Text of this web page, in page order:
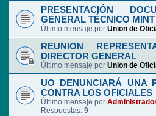
PRESENTACIÓN
GENERAL TÉCNICO MINT
Último mensaje por Union de
REUNION
DIRECTOR GENERAL
Último mensaje por Union de
UO DENUNCIARÁ UNA
CONTRA LOS OFICIALES
Último mensaje por
Respuestas: 9